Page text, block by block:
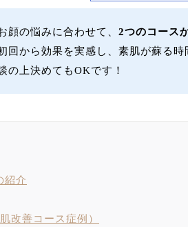
顔の悩みに合わせて、 2つのコース
回から効果を実感し、素肌が蘇る時
の上決めてもOKです！
紹介
改善コース症例）